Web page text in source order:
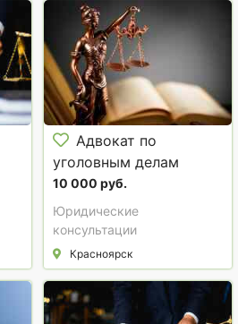
Адвокат по
уголовным делам
(Красноярск и
Красноярский край)
10 000 руб.
Юридические
консультации
Красноярск